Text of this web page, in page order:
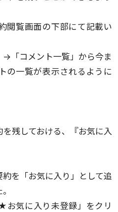
閲覧画面の下部にて記載い
→「コメント一覧」から今ま
の一覧が表示されるように
を残しておける、『お気に入
を「お気に入り」として追
気に入り未登録」をクリ